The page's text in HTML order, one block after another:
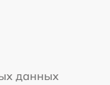
данных